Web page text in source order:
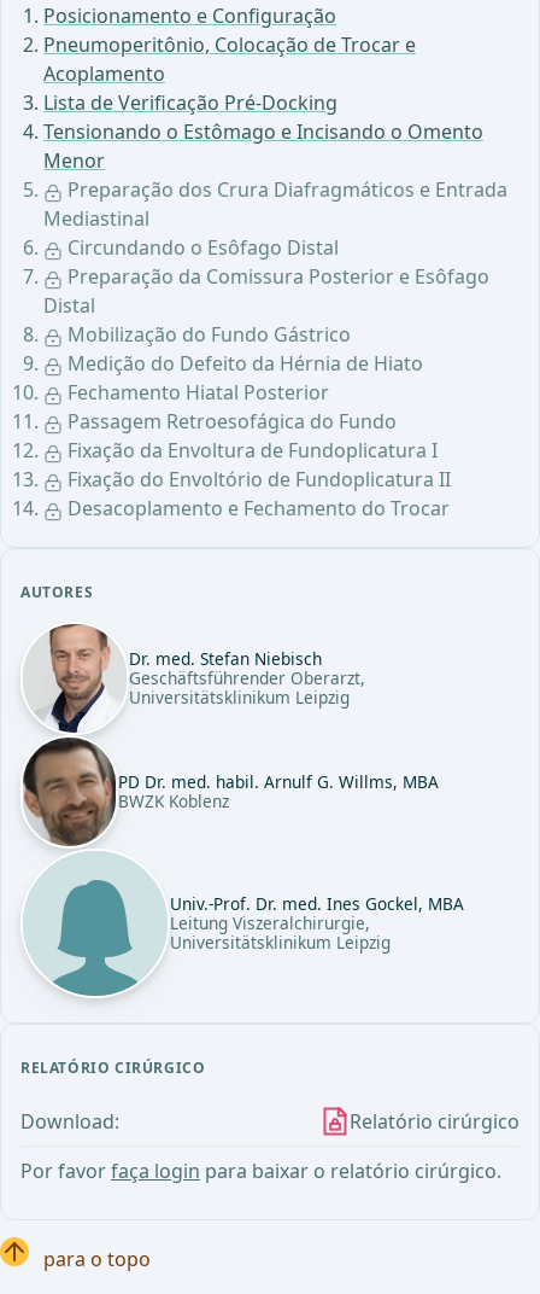
Posicionamento e Configuração
Pneumoperitônio, Colocação de Trocar e
Acoplamento
Lista de Verificação Pré-Docking
Tensionando o Estômago e Incisando o Omento
Menor
Preparação dos Crura Diafragmáticos e Entrada
Mediastinal
Circundando o Esôfago Distal
Preparação da Comissura Posterior e Esôfago
Distal
Mobilização do Fundo Gástrico
Medição do Defeito da Hérnia de Hiato
Fechamento Hiatal Posterior
Passagem Retroesofágica do Fundo
Fixação da Envoltura de Fundoplicatura I
Fixação do Envoltório de Fundoplicatura II
Desacoplamento e Fechamento do Trocar
AUTORES
Dr. med. Stefan Niebisch
Geschäftsführender Oberarzt,
Universitätsklinikum Leipzig
PD Dr. med. habil. Arnulf G. Willms, MBA
BWZK Koblenz
Univ.-Prof. Dr. med. Ines Gockel, MBA
Leitung Viszeralchirurgie,
Universitätsklinikum Leipzig
RELATÓRIO CIRÚRGICO
Download:
Relatório cirúrgico
Por favorfaça login para baixar o relatório cirúrgico.
para o topo